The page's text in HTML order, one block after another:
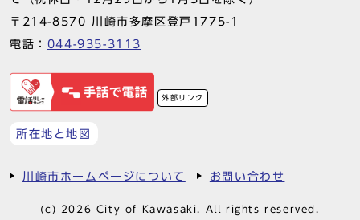
〒214-8570 川崎市多摩区登戸1775-1
電話： 044-935-3113
外部リンク
所在地と地図
川崎市ホームページについて お問い合わせ
(c) 2026 City of Kawasaki. All rights reserved.